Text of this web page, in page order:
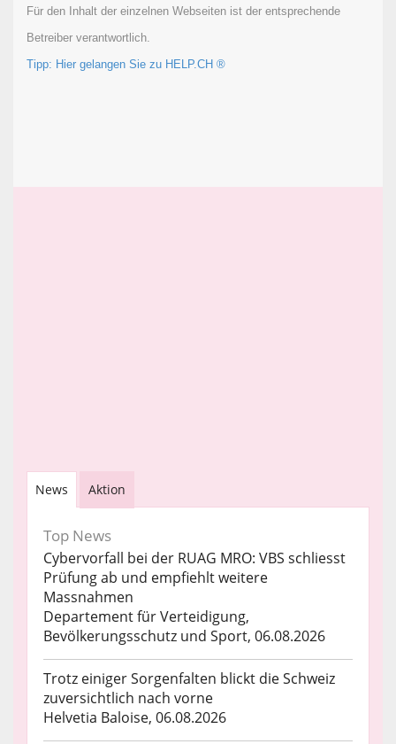
Für den Inhalt der einzelnen Webseiten ist der entsprechende
Betreiber verantwortlich.
Tipp: Hier gelangen Sie zu HELP.CH ®
News Aktion
Top News
Cybervorfall bei der RUAG MRO: VBS schliesst
Prüfung ab und empfiehlt weitere
Massnahmen
Departement für Verteidigung,
Bevölkerungsschutz und Sport, 06.08.2026
Trotz einiger Sorgenfalten blickt die Schweiz
zuversichtlich nach vorne
Helvetia Baloise, 06.08.2026